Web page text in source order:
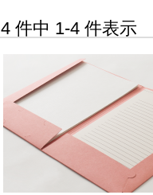
4 件中 1-4 件表